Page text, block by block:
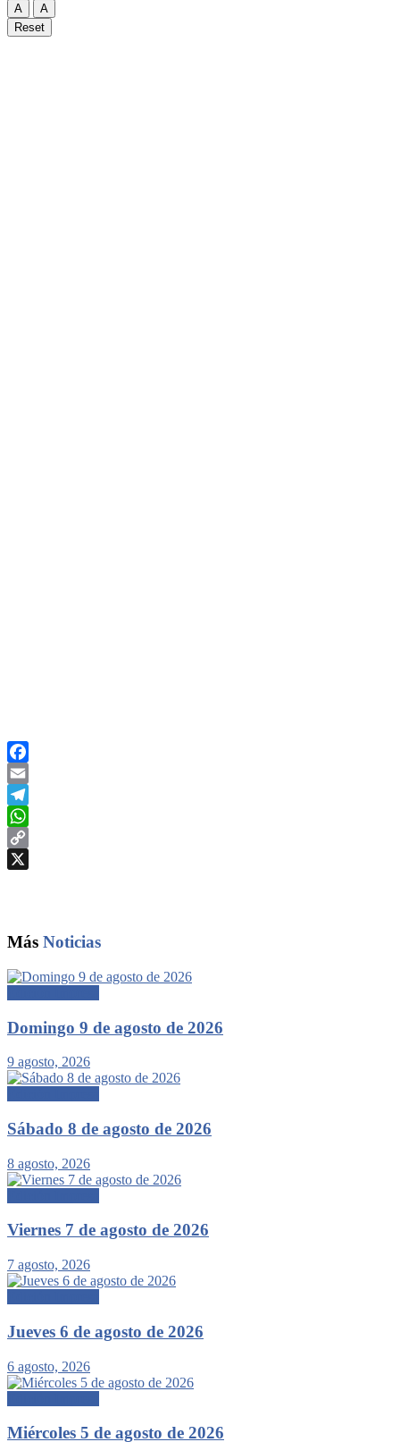
A
A
Reset
Facebook
Email
Telegram
WhatsApp
Copy
Más Noticias
Domingo 9 de agosto de 2026
9 agosto, 2026
Sábado 8 de agosto de 2026
8 agosto, 2026
Viernes 7 de agosto de 2026
7 agosto, 2026
Jueves 6 de agosto de 2026
6 agosto, 2026
Miércoles 5 de agosto de 2026